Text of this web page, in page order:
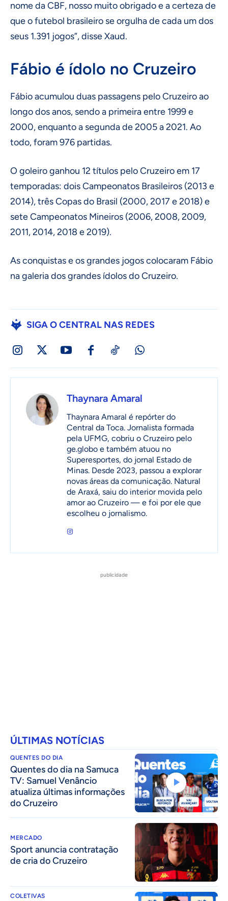
nome da CBF, nosso muito obrigado e a certeza de
que o futebol brasileiro se orgulha de cada um dos
seus 1.391 jogos”, disse Xaud.
Fábio é ídolo no Cruzeiro
Fábio acumulou duas passagens pelo Cruzeiro ao
longo dos anos, sendo a primeira entre 1999 e
2000, enquanto a segunda de 2005 a 2021. Ao
todo, foram 976 partidas.
O goleiro ganhou 12 títulos pelo Cruzeiro em 17
temporadas: dois Campeonatos Brasileiros (2013 e
2014), três Copas do Brasil (2000, 2017 e 2018) e
sete Campeonatos Mineiros (2006, 2008, 2009,
2011, 2014, 2018 e 2019).
As conquistas e os grandes jogos colocaram Fábio
na galeria dos grandes ídolos do Cruzeiro.
SIGA O CENTRAL NAS REDES
Thaynara Amaral
Thaynara Amaral é repórter do
Central da Toca. Jornalista formada
pela UFMG, cobriu o Cruzeiro pelo
ge.globo e também atuou no
Superesportes, do jornal Estado de
Minas. Desde 2023, passou a explorar
novas áreas da comunicação. Natural
de Araxá, saiu do interior movida pelo
amor ao Cruzeiro — e foi por ele que
escolheu o jornalismo.
publicidade
ÚLTIMAS NOTÍCIAS
QUENTES DO DIA
Quentes do dia na Samuca
TV: Samuel Venâncio
atualiza últimas informações
do Cruzeiro
MERCADO
Sport anuncia contratação
de cria do Cruzeiro
COLETIVAS